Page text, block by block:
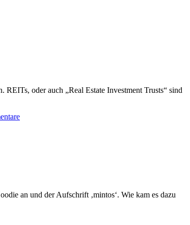
oder auch „Real Estate Investment Trusts“ sind
an und der Aufschrift ‚mintos‘. Wie kam es dazu